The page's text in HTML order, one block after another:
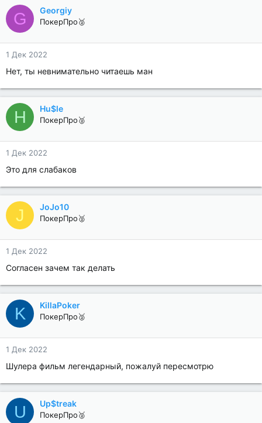
G Georgiy
ПокерПро🥈
1 Дек 2022
Нет, ты невнимательно читаешь ман
H Hu$le
ПокерПро🥈
1 Дек 2022
Это для слабаков
J JoJo10
ПокерПро🥈
1 Дек 2022
Согласен зачем так делать
K KillaPoker
ПокерПро🥈
1 Дек 2022
Шулера фильм легендарный, пожалуй пересмотрю
U Up$treak
ПокерПро🥈